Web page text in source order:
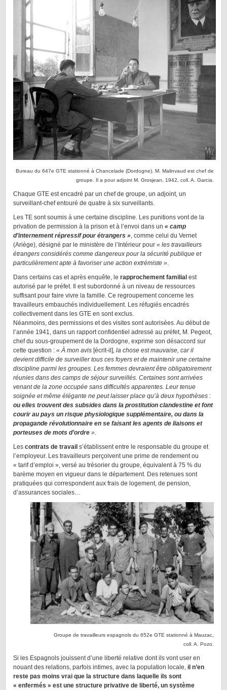
Bureau du 647e GTE stationné à Chancelade (Dordogne). M. Malinvaud est chef de
groupe. Il a pour adjoint M. Grosjean, 1942, coll. A. Garcia.
Chaque GTE est encadré par un chef de groupe, un adjoint, un
surveillant-chef entouré de quatre à six surveillants.
Les TE sont soumis à une certaine discipline. Les punitions vont de la
privation de permission à la prison et à l’envoi dans un « camp
d’internement répressif pour étrangers », comme celui du Vernet
(Ariège), désigné par le ministère de l’Intérieur pour « les travailleurs
étrangers considérés comme dangereux pour la sécurité publique et
particulièrement apte à favoriser une action extrémiste ».
Dans certains cas et après enquête, le rapprochement familial est
autorisé par le préfet. Il est subordonné à un niveau de ressources
suffisant pour faire vivre la famille. Ce regroupement concerne les
travailleurs embauchés individuellement. Les réfugiés encadrés
collectivement dans les GTE en sont exclus.
Néanmoins, des permissions et des visites sont autorisées. Au début de
l’année 1941, dans un rapport confidentiel adressé au préfet, M. Pegeot,
chef du sous-groupement de la Dordogne, exprime son désaccord sur
cette question : « À mon avis [écrit-il], la chose est mauvaise, car il
devient difficile de surveiller tous ces foyers et de maintenir une certaine
discipline parmi les groupes. Les femmes devraient être obligatoirement
réunies dans des camps de séjour surveillés. Certaines sont arrivées
venant de la zone occupée sans difficultés apparentes. Leur tenue
soignée et même élégante ne peut laisser place qu’à deux hypothèses :
ou elles trouvent des subsides dans la prostitution clandestine et font
courir au pays un risque physiologique supplémentaire, ou dans la
propagande révolutionnaire en se faisant les agents de liaisons et
porteuses de mots d’ordre ».
Les contrats de travail s’établissent entre le responsable du groupe et
l’employeur. Les travailleurs perçoivent une prime de rendement ou
« tarif d’emploi », versé au trésorier du groupe, équivalent à 75 % du
barème moyen en vigueur dans le département. Des retenues sont
pratiquées qui correspondent aux frais de logement, de pension,
d’assurances sociales…
Groupe de travailleurs espagnols du 652e GTE stationné à Mauzac,
coll. A. Pozo.
Si les Espagnols jouissent d’une liberté relative dont ils vont user en
nouant des relations, parfois intimes, avec la population locale, il n’en
reste pas moins vrai que la structure dans laquelle ils sont
« enfermés » est une structure privative de liberté, un système